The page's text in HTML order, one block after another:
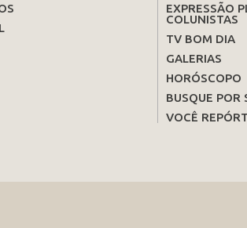
EXPRESSÃO
COLUNISTAS
TV BOM DIA
GALERIAS
HORÓSCOPO
BUSQUE POR
VOCÊ